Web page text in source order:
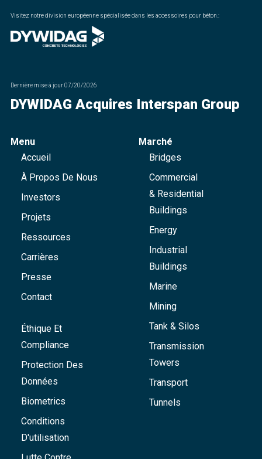
Visitez notre division européenne spécialisée dans les accessoires pour béton.:
Dernière mise à jour07/20/2026
DYWIDAG Acquires Interspan Group
Menu
Accueil
À Propos De Nous
Investors
Projets
Ressources
Carrières
Presse
Contact
Éthique Et
Compliance
Protection Des
Données
Biometrics
Conditions
D'utilisation
Marché
Bridges
Commercial
& Residential
Buildings
Energy
Industrial
Buildings
Marine
Mining
Tank & Silos
Transmission
Towers
Transport
Tunnels